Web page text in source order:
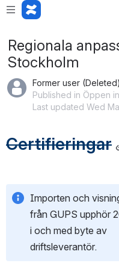
Regionala
Stockholm
Former user (Deleted)
Published in Öppen
Last updated Wed
Certifieringar
Importen och
från GUPS upphör
i och med byte av
driftsleverantör.